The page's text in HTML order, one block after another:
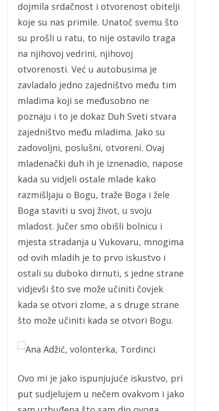
dojmila srdačnost i otvorenost obitelji
koje su nas primile. Unatoč svemu što
su prošli u ratu, to nije ostavilo traga
na njihovoj vedrini, njihovoj
otvorenosti. Već u autobusima je
zavladalo jedno zajedništvo među tim
mladima koji se međusobno ne
poznaju i to je dokaz Duh Sveti stvara
zajedništvo među mladima. Jako su
zadovoljni, poslušni, otvoreni. Ovaj
mladenački duh ih je iznenadio, napose
kada su vidjeli ostale mlade kako
razmišljaju o Bogu, traže Boga i žele
Boga staviti u svoj život, u svoju
mladost. Jučer smo obišli bolnicu i
mjesta stradanja u Vukovaru, mnogima
od ovih mladih je to prvo iskustvo i
ostali su duboko dirnuti, s jedne strane
vidjevši što sve može učiniti čovjek
kada se otvori zlome, a s druge strane
što može učiniti kada se otvori Bogu.
Ana Adžić, volonterka, Tordinci
Ovo mi je jako ispunjujuće iskustvo, pri
put sudjelujem u nečem ovakvom i jako